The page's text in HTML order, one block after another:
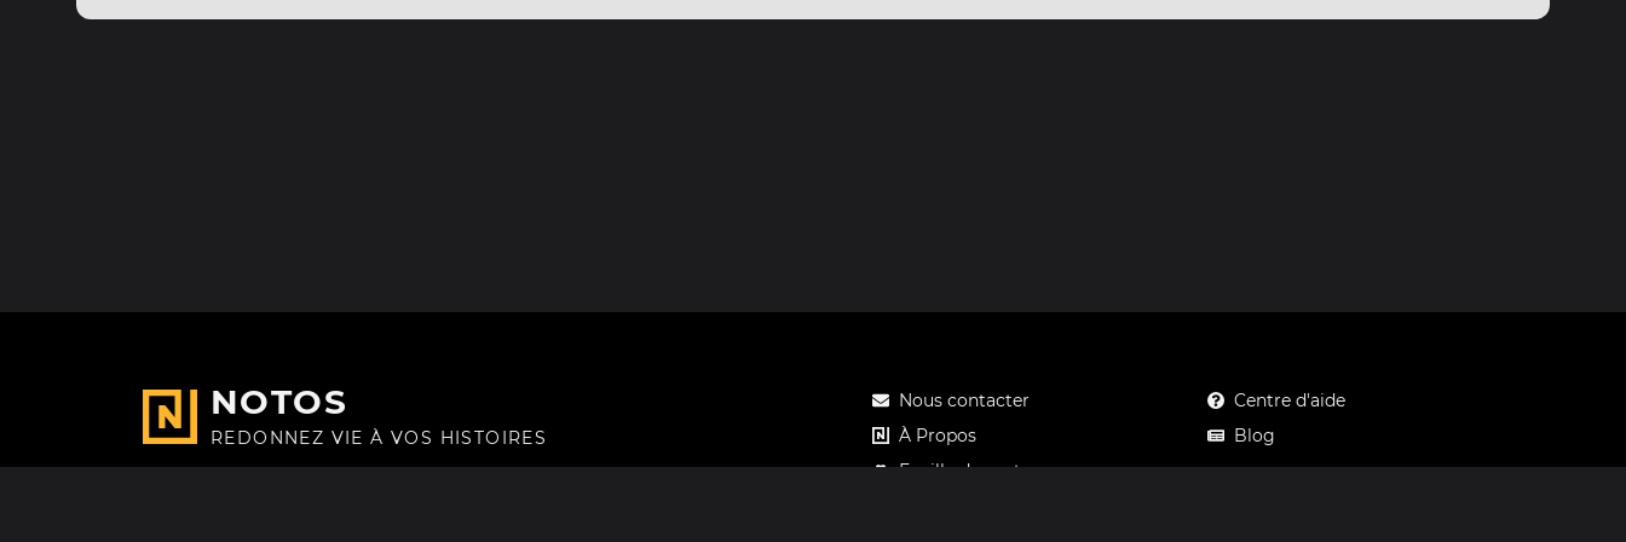
NOTOS
REDONNEZ VIE À VOS HISTOIRES
Nous contacter
À Propos
Feuille de route
Centre d'aide
Blog